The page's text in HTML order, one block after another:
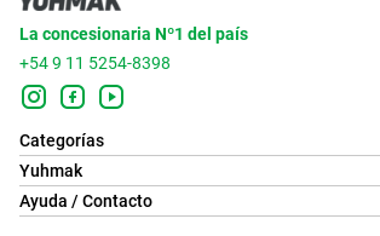
La concesionaria Nº1 del país
+54 9 11 5254-8398
Categorías
Yuhmak
Ayuda / Contacto